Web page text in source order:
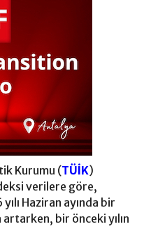
Kurumu (TÜİK)
verilere göre,
Haziran ayında bir
bir önceki yılın